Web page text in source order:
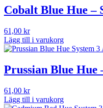
Cobalt Blue Hue –
61,00 kr
Lägg till i varukorg
Prussian Blue Hue
61,00 kr
Lägg till i varukorg